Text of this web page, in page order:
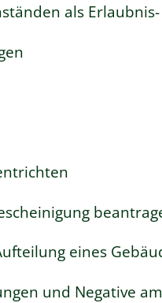
als
eines
und Negative